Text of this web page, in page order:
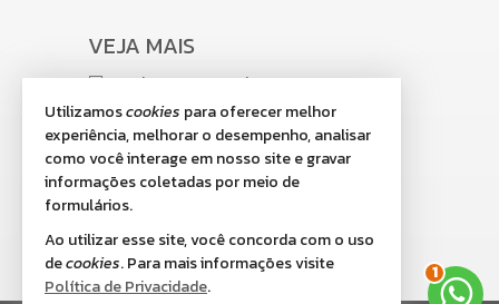
VEJA MAIS
receba nosso newsletter
indicadores financeiros
cadastre seu imóvel
imóveis favoritos
mapa de imóveis
2
Utilizamoscookies para oferecer melhor
experiência, melhorar o desempenho, analisar
como você interage em nosso site e gravar
informações coletadas por meio de
formulários.
Ao utilizar esse site, você concorda com o uso
decookies. Para mais informações visite
Política de Privacidade.